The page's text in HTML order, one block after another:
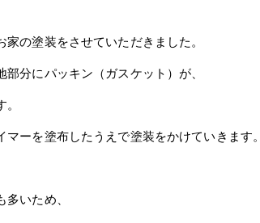
の塗装をさせていただきました。
分にパッキン（ガスケット）が、
ーを塗布したうえで塗装をかけていきます。
いため、